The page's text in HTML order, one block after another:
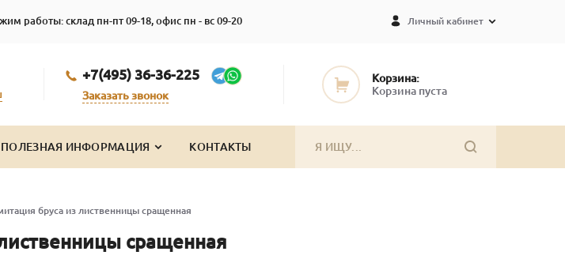
работы: склад пн-пт 09-18, офис пн - вс 09-20 Личный кабинет
+7(495) 36-36-225
Заказать звонок
Корзина:
Корзина пуста
ПОЛЕЗНАЯ ИНФОРМАЦИЯ КОНТАКТЫ
бруса из лиственницы сращенная
сращенная